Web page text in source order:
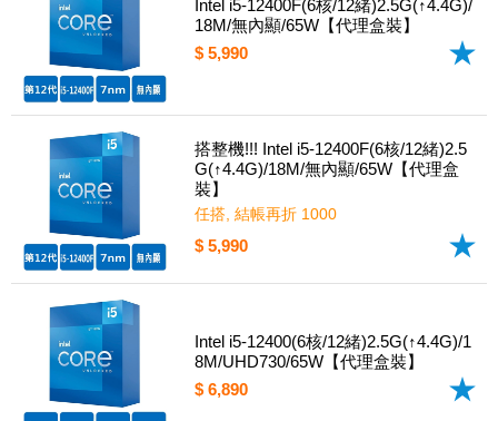
Intel i5-12400F(6核/12緒)2.5G(↑4.4G)/
18M/無內顯/65W【代理盒裝】
$ 5,990
搭整機!!! Intel i5-12400F(6核/12緒)2.5
G(↑4.4G)/18M/無內顯/65W【代理盒
裝】
任搭, 結帳再折 1000
$ 5,990
Intel i5-12400(6核/12緒)2.5G(↑4.4G)/1
8M/UHD730/65W【代理盒裝】
$ 6,890